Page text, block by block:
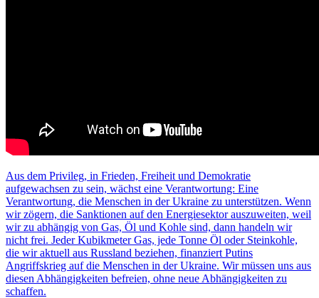
Aus dem Privileg, in Frieden, Freiheit und Demokratie
aufgewachsen zu sein, wächst eine Verantwortung: Eine
Verantwortung, die Menschen in der Ukraine zu unterstützen. Wenn
wir zögern, die Sanktionen auf den Energiesektor auszuweiten, weil
wir zu abhängig von Gas, Öl und Kohle sind, dann handeln wir
nicht frei. Jeder Kubikmeter Gas, jede Tonne Öl oder Steinkohle,
die wir aktuell aus Russland beziehen, finanziert Putins
Angriffskrieg auf die Menschen in der Ukraine. Wir müssen uns aus
diesen Abhängigkeiten befreien, ohne neue Abhängigkeiten zu
schaffen.